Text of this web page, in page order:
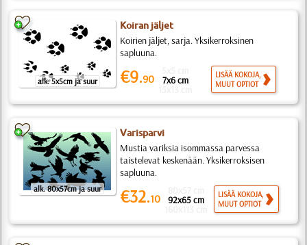
alk. 5x5cm ja suur
Koiran jäljet
Koirien jäljet, sarja. Yksikerroksinen
sapluuna.
€9.90 7x6 cm
LISÄÄ KOKOJA,
MUUT OPTIOT
alk. 80x57cm ja suur
Varisparvi
Mustia variksia isommassa parvessa
taistelevat keskenään. Yksikerroksisen
sapluuna.
€32.10 92x65 cm
LISÄÄ KOKOJA,
MUUT OPTIOT